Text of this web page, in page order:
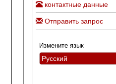
контактные данные
Отправить запрос
Измените язык